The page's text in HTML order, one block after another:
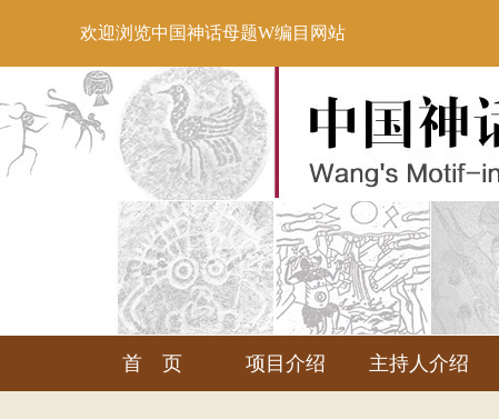
欢迎浏览中国神话母题W编目网站
首 页 项目介绍 主持人介绍